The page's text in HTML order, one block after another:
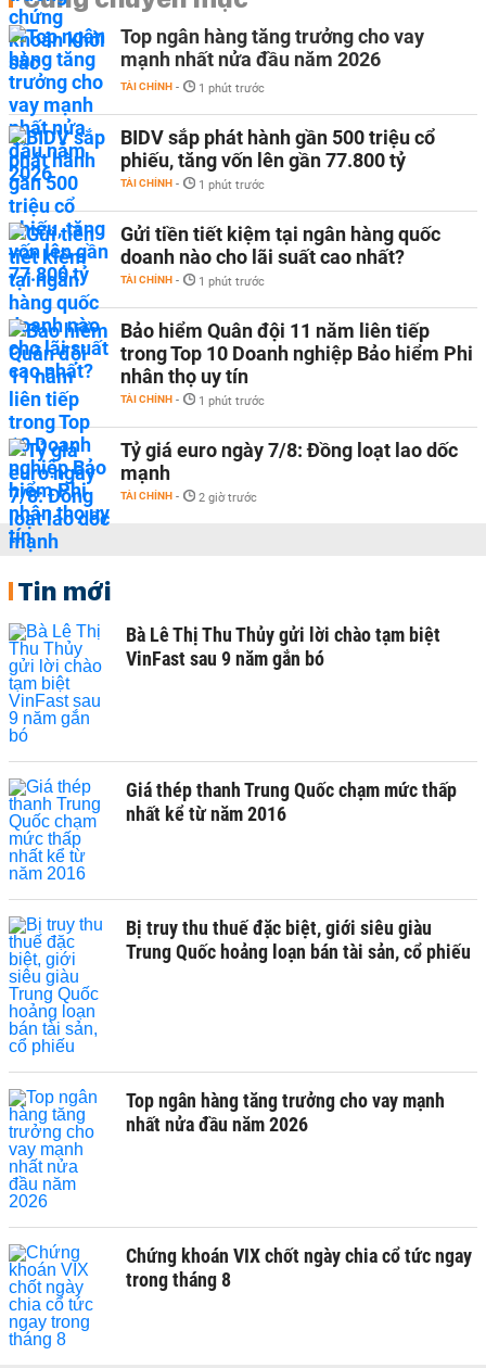
Top ngân hàng tăng trưởng cho vay
mạnh nhất nửa đầu năm 2026
TÀI CHÍNH - 1 phút trước
BIDV sắp phát hành gần 500 triệu cổ
phiếu, tăng vốn lên gần 77.800 tỷ
TÀI CHÍNH - 1 phút trước
Gửi tiền tiết kiệm tại ngân hàng quốc
doanh nào cho lãi suất cao nhất?
TÀI CHÍNH - 1 phút trước
Bảo hiểm Quân đội 11 năm liên tiếp
trong Top 10 Doanh nghiệp Bảo hiểm Phi
nhân thọ uy tín
TÀI CHÍNH - 1 phút trước
Tỷ giá euro ngày 7/8: Đồng loạt lao dốc
mạnh
TÀI CHÍNH - 2 giờ trước
Tin mới
Bà Lê Thị Thu Thủy gửi lời chào tạm biệt
VinFast sau 9 năm gắn bó
Giá thép thanh Trung Quốc chạm mức thấp
nhất kể từ năm 2016
Bị truy thu thuế đặc biệt, giới siêu giàu
Trung Quốc hoảng loạn bán tài sản, cổ phiếu
Top ngân hàng tăng trưởng cho vay mạnh
nhất nửa đầu năm 2026
Chứng khoán VIX chốt ngày chia cổ tức ngay
trong tháng 8